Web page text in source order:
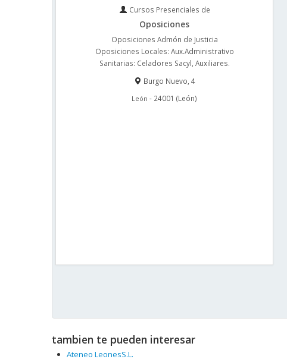
Cursos Presenciales de
Oposiciones
Oposiciones Admón de Justicia
Oposiciones Locales: Aux.Administrativo
Sanitarias: Celadores Sacyl, Auxiliares.
Burgo Nuevo, 4
León - 24001 (León)
tambien te pueden interesar
Ateneo LeonesS.L.